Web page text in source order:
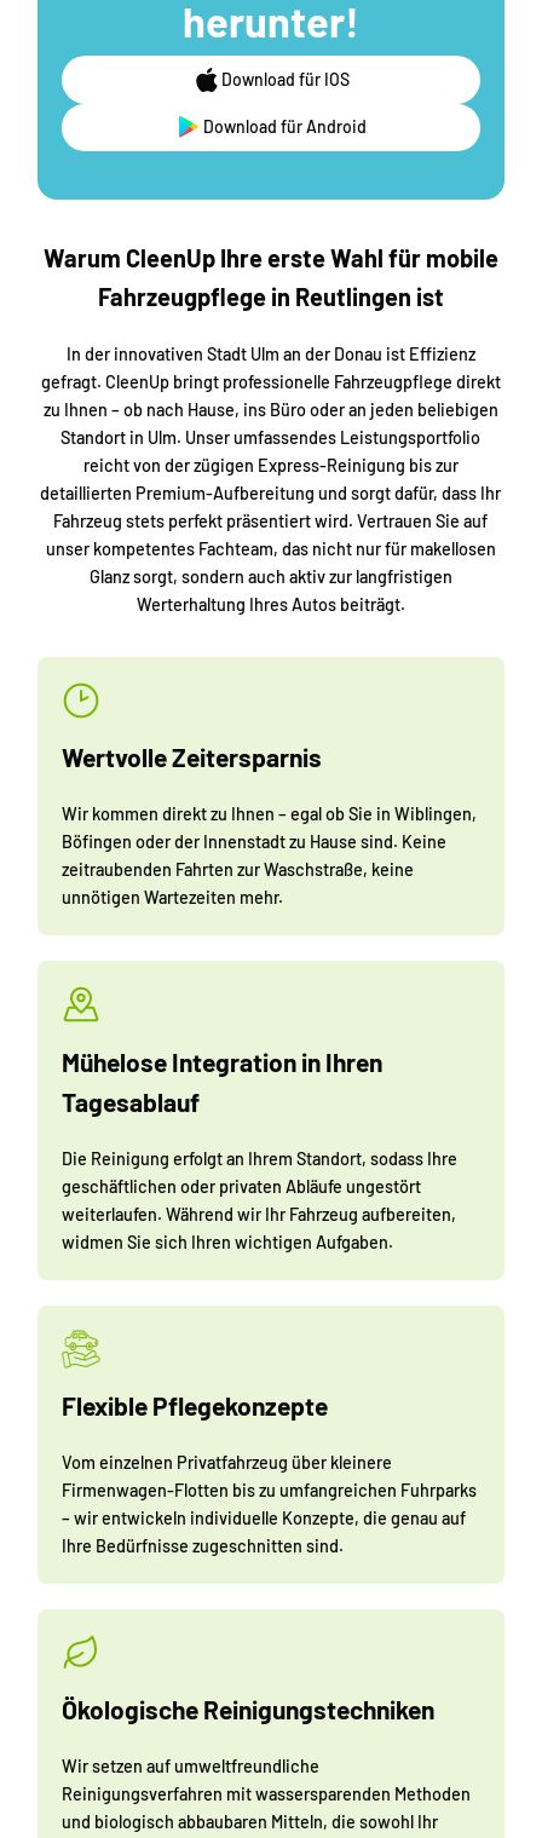
herunter!
Download für IOS
Download für Android
Warum CleenUp Ihre erste Wahl für mobile
Fahrzeugpflege in Reutlingen ist
In der innovativen Stadt Ulm an der Donau ist Effizienz
gefragt. CleenUp bringt professionelle Fahrzeugpflege direkt
zu Ihnen – ob nach Hause, ins Büro oder an jeden beliebigen
Standort in Ulm. Unser umfassendes Leistungsportfolio
reicht von der zügigen Express-Reinigung bis zur
detaillierten Premium-Aufbereitung und sorgt dafür, dass Ihr
Fahrzeug stets perfekt präsentiert wird. Vertrauen Sie auf
unser kompetentes Fachteam, das nicht nur für makellosen
Glanz sorgt, sondern auch aktiv zur langfristigen
Werterhaltung Ihres Autos beiträgt.
Wertvolle Zeitersparnis
Wir kommen direkt zu Ihnen – egal ob Sie in Wiblingen,
Böfingen oder der Innenstadt zu Hause sind. Keine
zeitraubenden Fahrten zur Waschstraße, keine
unnötigen Wartezeiten mehr.
Mühelose Integration in Ihren
Tagesablauf
Die Reinigung erfolgt an Ihrem Standort, sodass Ihre
geschäftlichen oder privaten Abläufe ungestört
weiterlaufen. Während wir Ihr Fahrzeug aufbereiten,
widmen Sie sich Ihren wichtigen Aufgaben.
Flexible Pflegekonzepte
Vom einzelnen Privatfahrzeug über kleinere
Firmenwagen-Flotten bis zu umfangreichen Fuhrparks
– wir entwickeln individuelle Konzepte, die genau auf
Ihre Bedürfnisse zugeschnitten sind.
Ökologische Reinigungstechniken
Wir setzen auf umweltfreundliche
Reinigungsverfahren mit wassersparenden Methoden
und biologisch abbaubaren Mitteln, die sowohl Ihr